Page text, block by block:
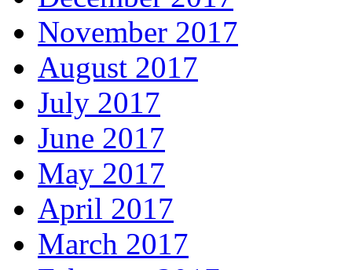
November 2017
August 2017
July 2017
June 2017
May 2017
April 2017
March 2017